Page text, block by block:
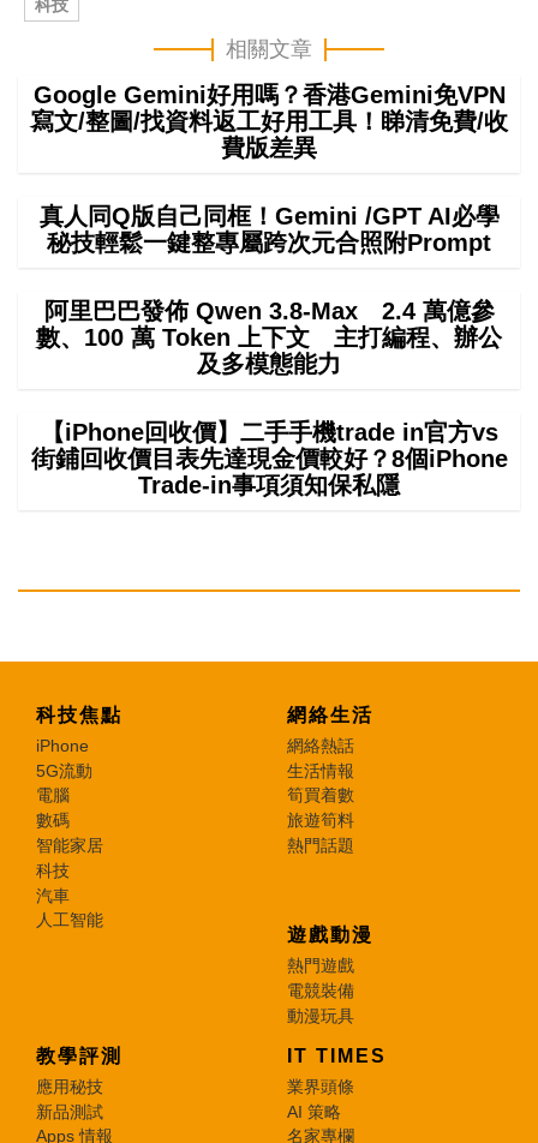
科技
相關文章
Google Gemini好用嗎？香港Gemini免VPN
寫文/整圖/找資料返工好用工具！睇清免費/收
費版差異
真人同Q版自己同框！Gemini /GPT AI必學
秘技輕鬆一鍵整專屬跨次元合照附Prompt
阿里巴巴發佈 Qwen 3.8-Max 2.4 萬億參
數、100 萬 Token 上下文 主打編程、辦公
及多模態能力
【iPhone回收價】二手手機trade in官方vs
街鋪回收價目表先達現金價較好？8個iPhone
Trade-in事項須知保私隱
科技焦點
iPhone
5G流動
電腦
數碼
智能家居
科技
汽車
人工智能
網絡生活
網絡熱話
生活情報
筍買着數
旅遊筍料
熱門話題
遊戲動漫
熱門遊戲
電競裝備
動漫玩具
教學評測
應用秘技
新品測試
Apps 情報
IT TIMES
業界頭條
AI 策略
名家專欄